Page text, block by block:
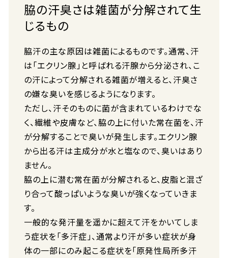
脇の汗臭さは雑菌が分解されて生
じるもの
脇汗の主な原因は雑菌によるものです。通常、汗
は「エクリン腺」と呼ばれる汗腺から分泌され、こ
の汗によって分解される雑菌が増えると、汗臭さ
の嫌な臭いを感じるようになります。
ただし、汗そのものに菌が含まれているわけでな
く、繊維や皮膚など、脇の上に付いた常在菌を、汗
が分解することで臭いが発生します。エクリン腺
から出る汗は主成分が水と塩なので、臭いはあり
ません。
脇の上に潜む常在菌が分解されると、皮脂と混ざ
り合って酸っぱいような臭いが強くなっていきま
す。
一般的な発汗量を遥かに超えて汗をかいてしま
う症状を「多汗症」、通常より汗が多い症状が身
体の一部にのみ起こる症状を「原発性局所多汗